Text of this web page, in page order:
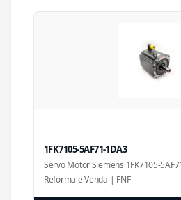
1FK7105-5AF71-1DA3
Servo Motor Siemens 1FK7105-
Reforma e Venda | FNF